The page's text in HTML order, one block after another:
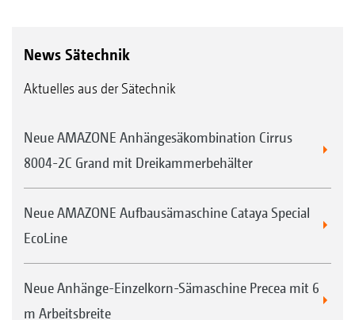
News Sätechnik
Aktuelles aus der Sätechnik
Neue AMAZONE Anhängesäkombination Cirrus
8004-2C Grand mit Dreikammerbehälter
Neue AMAZONE Aufbausämaschine Cataya Special
EcoLine
Neue Anhänge-Einzelkorn-Sämaschine Precea mit 6
m Arbeitsbreite